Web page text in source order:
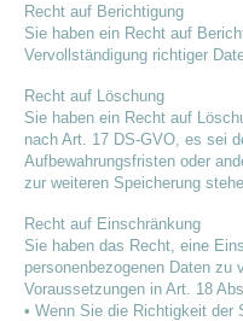
Recht auf Berichtigung
Sie haben ein Recht auf
Vervollständigung richtiger
Recht auf Löschung
Sie haben ein Recht auf
nach Art. 17 DS-GVO, es sei
Aufbewahrungsfristen oder
zur weiteren Speicherung
Recht auf Einschränkung
Sie haben das Recht, eine
personenbezogenen Daten zu
Voraussetzungen in Art. 18
• Wenn Sie die Richtigkeit der